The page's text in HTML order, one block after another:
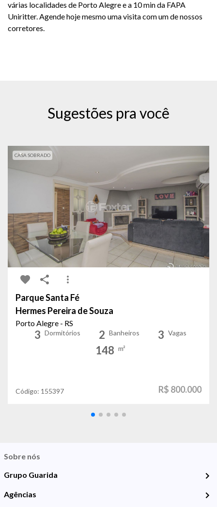
várias localidades de Porto Alegre e a 10 min da FAPA
Uniritter. Agende hoje mesmo uma visita com um de nossos
corretores.
Sugestões pra você
CASA SOBRADO
Parque Santa Fé
Hermes Pereira de Souza
Porto Alegre - RS
3 Dormitórios 2 Banheiros 3 Vagas
148 m²
Código: 155397 R$ 800.000
Sobre nós
Grupo Guarida
Agências